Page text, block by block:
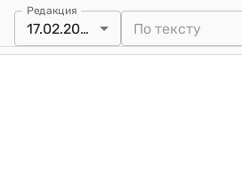
Редакция
17.02.2026